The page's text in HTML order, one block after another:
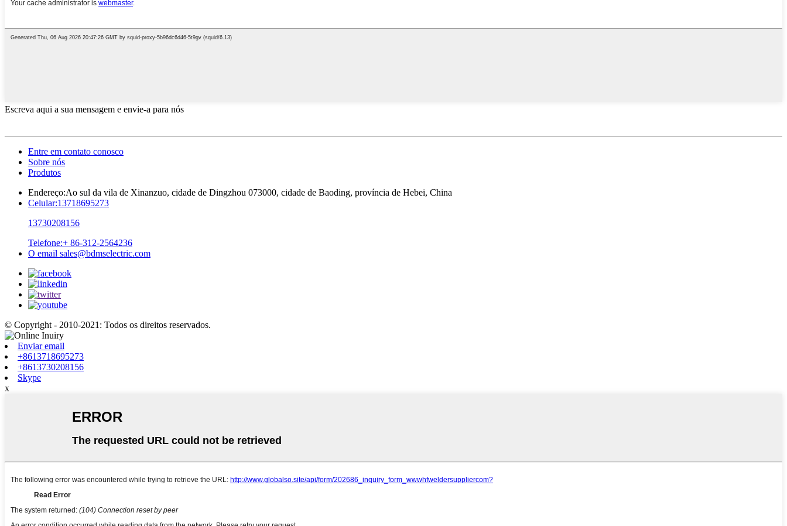
Escreva aqui a sua mensagem e envie-a para nós
Entre em contato conosco
Sobre nós
Produtos
Endereço:Ao sul da vila de Xinanzuo, cidade de Dingzhou 073000, cidade de Baoding, província de Hebei, China
Celular:13718695273
13730208156
Telefone:+ 86-312-2564236
O email sales@bdmselectric.com
© Copyright - 2010-2021: Todos os direitos reservados.
Enviar email
+8613718695273
+8613730208156
Skype
x